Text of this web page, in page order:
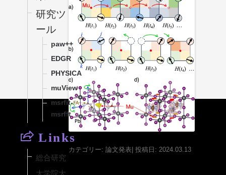
カテゴリー: 論文発表| 投稿日: 2024 .03.13
研究ツ
ール
paw++
EDGR
PHYSICA
muView
msrfit-
msrfft
Links
総合研究
大学院大